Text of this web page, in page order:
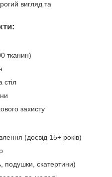
вигляд та
тканин)
стіл
захисту
(досвід 15+ років)
подушки, скатертини)